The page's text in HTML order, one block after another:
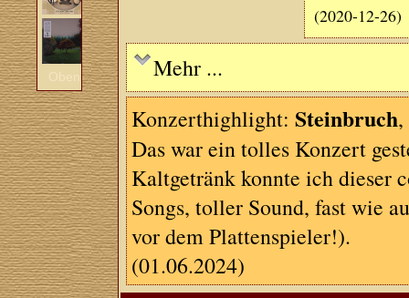
Oben
(2020-12-26)
Mehr ...
Konzerthighlight:Steinbruch
Das war ein tolles Konzert
Kaltgetränk konnte ich dieser
Songs, toller Sound, fast wie
vor dem Plattenspieler!).
(01.06.2024)